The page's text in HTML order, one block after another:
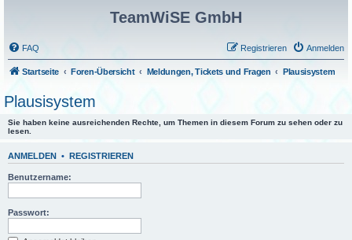
TeamWiSE GmbH
FAQ Anmelden
Registrieren
Startseite Foren-Übersicht Meldungen, Tickets und Fragen Plausisystem
Plausisystem
Sie haben keine ausreichenden Rechte, um Themen in diesem Forum zu sehen oder zu
lesen.
ANMELDEN • REGISTRIEREN
Benutzername:
Passwort: